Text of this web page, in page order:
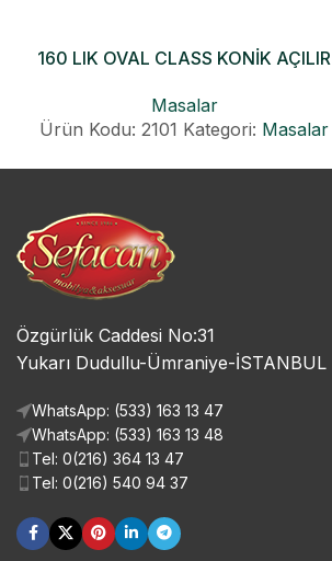
160 LIK OVAL CLASS KONİK AÇILIR
Masalar
Ürün Kodu: 2101 Kategori: Masalar
Özgürlük Caddesi No:31
Yukarı Dudullu-Ümraniye-İSTANBUL
WhatsApp: (533) 163 13 47
WhatsApp: (533) 163 13 48
Tel: 0(216) 364 13 47
Tel: 0(216) 540 94 37